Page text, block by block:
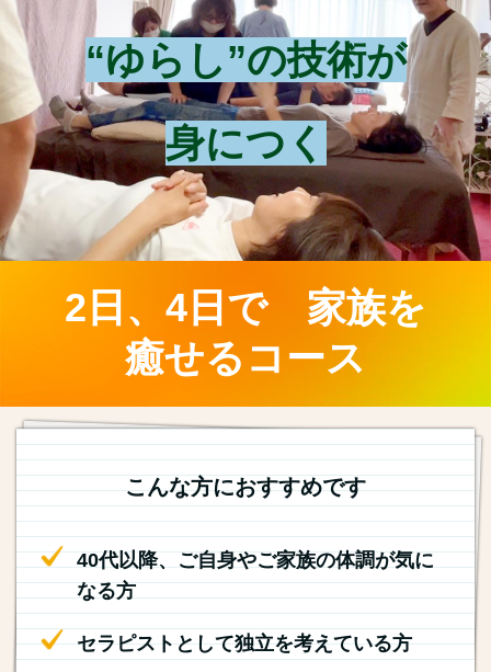
“ゆらし”の技術が
身につく
2日、4日で 家族を
癒せるコース
こんな方におすすめです
40代以降、ご自身やご家族の体調が気に
なる方
セラピストとして独立を考えている方